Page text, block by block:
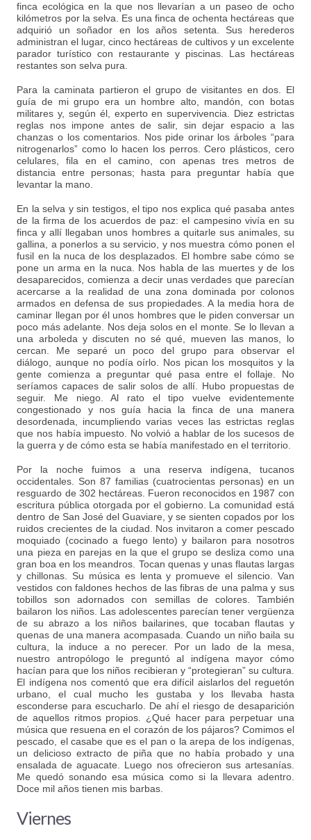
finca ecológica en la que nos llevarían a un paseo de ocho
kilómetros por la selva. Es una finca de ochenta hectáreas que
adquirió un soñador en los años setenta. Sus herederos
administran el lugar, cinco hectáreas de cultivos y un excelente
parador turístico con restaurante y piscinas. Las hectáreas
restantes son selva pura.
Para la caminata partieron el grupo de visitantes en dos. El
guía de mi grupo era un hombre alto, mandón, con botas
militares y, según él, experto en supervivencia. Diez estrictas
reglas nos impone antes de salir, sin dejar espacio a las
chanzas o los comentarios. Nos pide orinar los árboles “para
nitrogenarlos” como lo hacen los perros. Cero plásticos, cero
celulares, fila en el camino, con apenas tres metros de
distancia entre personas; hasta para preguntar había que
levantar la mano.
En la selva y sin testigos, el tipo nos explica qué pasaba antes
de la firma de los acuerdos de paz: el campesino vivía en su
finca y allí llegaban unos hombres a quitarle sus animales, su
gallina, a ponerlos a su servicio, y nos muestra cómo ponen el
fusil en la nuca de los desplazados. El hombre sabe cómo se
pone un arma en la nuca. Nos habla de las muertes y de los
desaparecidos, comienza a decir unas verdades que parecían
acercarse a la realidad de una zona dominada por colonos
armados en defensa de sus propiedades. A la media hora de
caminar llegan por él unos hombres que le piden conversar un
poco más adelante. Nos deja solos en el monte. Se lo llevan a
una arboleda y discuten no sé qué, mueven las manos, lo
cercan. Me separé un poco del grupo para observar el
diálogo, aunque no podía oírlo. Nos pican los mosquitos y la
gente comienza a preguntar qué pasa entre el follaje. No
seríamos capaces de salir solos de allí. Hubo propuestas de
seguir. Me niego. Al rato el tipo vuelve evidentemente
congestionado y nos guía hacia la finca de una manera
desordenada, incumpliendo varias veces las estrictas reglas
que nos había impuesto. No volvió a hablar de los sucesos de
la guerra y de cómo esta se había manifestado en el territorio.
Por la noche fuimos a una reserva indígena, tucanos
occidentales. Son 87 familias (cuatrocientas personas) en un
resguardo de 302 hectáreas. Fueron reconocidos en 1987 con
escritura pública otorgada por el gobierno. La comunidad está
dentro de San José del Guaviare, y se sienten copados por los
ruidos crecientes de la ciudad. Nos invitaron a comer pescado
moquiado (cocinado a fuego lento) y bailaron para nosotros
una pieza en parejas en la que el grupo se desliza como una
gran boa en los meandros. Tocan quenas y unas flautas largas
y chillonas. Su música es lenta y promueve el silencio. Van
vestidos con faldones hechos de las fibras de una palma y sus
tobillos son adornados con semillas de colores. También
bailaron los niños. Las adolescentes parecían tener vergüenza
de su abrazo a los niños bailarines, que tocaban flautas y
quenas de una manera acompasada. Cuando un niño baila su
cultura, la induce a no perecer. Por un lado de la mesa,
nuestro antropólogo le preguntó al indígena mayor cómo
hacían para que los niños recibieran y “protegieran” su cultura.
El indígena nos comentó que era difícil aislarlos del reguetón
urbano, el cual mucho les gustaba y los llevaba hasta
esconderse para escucharlo. De ahí el riesgo de desaparición
de aquellos ritmos propios. ¿Qué hacer para perpetuar una
música que resuena en el corazón de los pájaros? Comimos el
pescado, el casabe que es el pan o la arepa de los indígenas,
un delicioso extracto de piña que no había probado y una
ensalada de aguacate. Luego nos ofrecieron sus artesanías.
Me quedó sonando esa música como si la llevara adentro.
Doce mil años tienen mis barbas.
Viernes